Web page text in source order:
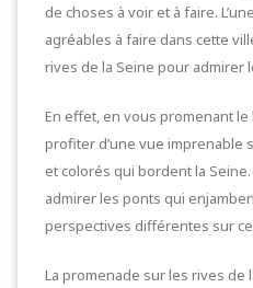
de choses à voir et à faire.
agréables à faire dans cette
rives de la Seine pour admirer
En effet, en vous promenant
profiter d’une vue imprenable
et colorés qui bordent la
admirer les ponts qui
perspectives différentes sur
La promenade sur les rives de